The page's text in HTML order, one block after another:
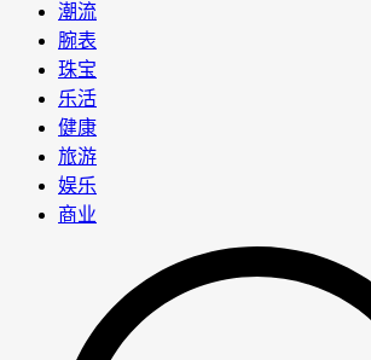
潮流
腕表
珠宝
乐活
健康
旅游
娱乐
商业